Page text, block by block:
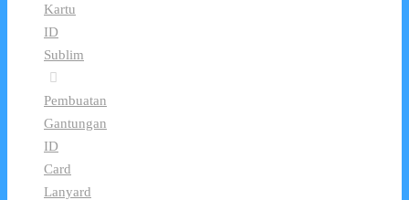
Kartu
ID
Sublim
Pembuatan
Gantungan
ID
Card
Lanyard